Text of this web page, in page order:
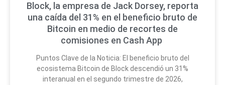
Block, la empresa de Jack Dorsey, reporta
una caída del 31% en el beneficio bruto de
Bitcoin en medio de recortes de
comisiones en Cash App
Puntos Clave de la Noticia: El beneficio bruto del
ecosistema Bitcoin de Block descendió un 31%
interanual en el segundo trimestre de 2026,